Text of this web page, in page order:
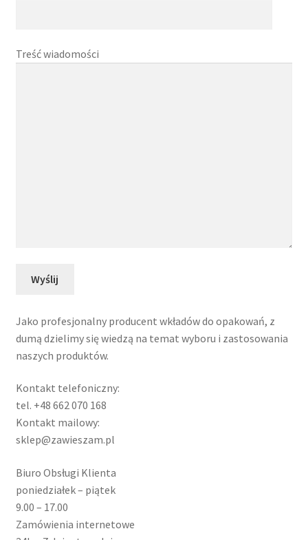
Treść wiadomości
Jako profesjonalny producent wkładów do opakowań, z
dumą dzielimy się wiedzą na temat wyboru i zastosowania
naszych produktów.
Kontakt telefoniczny:
tel. +48 662 070 168
Kontakt mailowy:
sklep@zawieszam.pl
Biuro Obsługi Klienta
poniedziałek – piątek
9.00 – 17.00
Zamówienia internetowe